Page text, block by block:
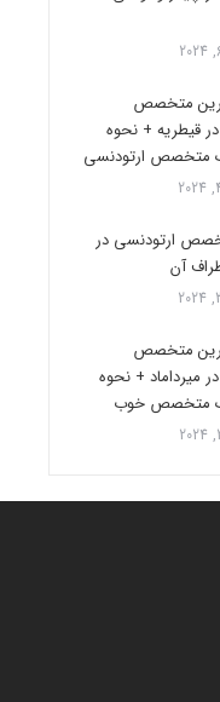
متخصص
قیطریه + نحوه
متخصص ارتودنسی
ارتودنسی در
آن
متخصص
میرداماد + نحوه
متخصص خوب